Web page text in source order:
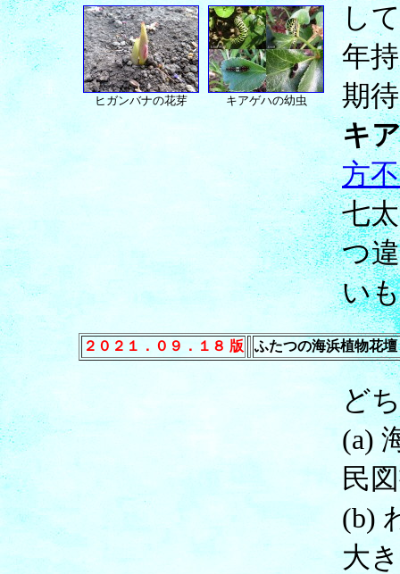
ヒガンバナの花芽 キアゲハの幼虫
し
年
期
キ
方
七
つ
い
２０２１．０９．１８ 版 ふたつの海浜植物花
ど
(a)
民
(b)
大